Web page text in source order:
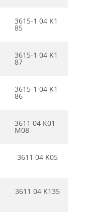
3615-1 04 K1
85
3615-1 04 K1
87
3615-1 04 K1
86
3611 04 K01
M08
3611 04 K05
3611 04 K135